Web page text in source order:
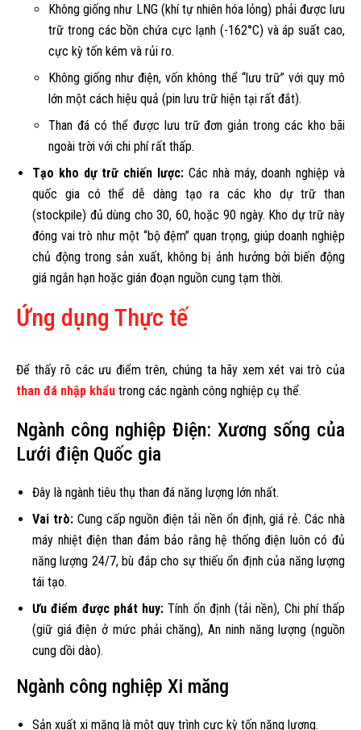
Không giống như LNG (khí tự nhiên hóa lỏng) phải được lưu
trữ trong các bồn chứa cực lạnh (-162°C) và áp suất cao,
cực kỳ tốn kém và rủi ro.
Không giống như điện, vốn không thể “lưu trữ” với quy mô
lớn một cách hiệu quả (pin lưu trữ hiện tại rất đắt).
Than đá có thể được lưu trữ đơn giản trong các kho bãi
ngoài trời với chi phí rất thấp.
Tạo kho dự trữ chiến lược: Các nhà máy, doanh nghiệp và
quốc gia có thể dễ dàng tạo ra các kho dự trữ than
(stockpile) đủ dùng cho 30, 60, hoặc 90 ngày. Kho dự trữ này
đóng vai trò như một “bộ đệm” quan trọng, giúp doanh nghiệp
chủ động trong sản xuất, không bị ảnh hưởng bởi biến động
giá ngắn hạn hoặc gián đoạn nguồn cung tạm thời.
Ứng dụng Thực tế
Để thấy rõ các ưu điểm trên, chúng ta hãy xem xét vai trò của
than đá nhập khẩu trong các ngành công nghiệp cụ thể.
Ngành công nghiệp Điện: Xương sống của
Lưới điện Quốc gia
Đây là ngành tiêu thụ than đá năng lượng lớn nhất.
Vai trò:Cung cấp nguồn điện tải nền ổn định, giá rẻ. Các nhà
máy nhiệt điện than đảm bảo rằng hệ thống điện luôn có đủ
năng lượng 24/7, bù đắp cho sự thiếu ổn định của năng lượng
tái tạo.
Ưu điểm được phát huy: Tính ổn định (tải nền), Chi phí thấp
(giữ giá điện ở mức phải chăng), An ninh năng lượng (nguồn
cung dồi dào).
Ngành công nghiệp Xi măng
Sản xuất xi măng là một quy trình cực kỳ tốn năng lượng.